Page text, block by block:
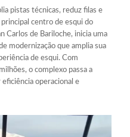
pistas técnicas, reduz filas e
centro de esqui do
Carlos de Bariloche, inicia uma
modernização que amplia sua
de esqui. Com
o complexo passa a
operacional e